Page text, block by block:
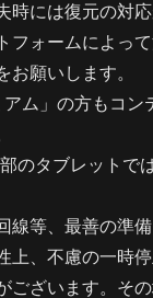
には復元の対応
フォームによっ
お願いします。
ム」の方もコン
のタブレットで
線等、最善の準
上、不慮の一時
ございます。そ